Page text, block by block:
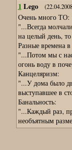
1 Lego
Очень много ТО:
"...Всегда
на целый день,
Разные времена
"...Потом мы с
огонь воду в
Канцеляризм:
"...У дома было
выступавшее в
Банальность:
"...Каждый раз,
необъятным